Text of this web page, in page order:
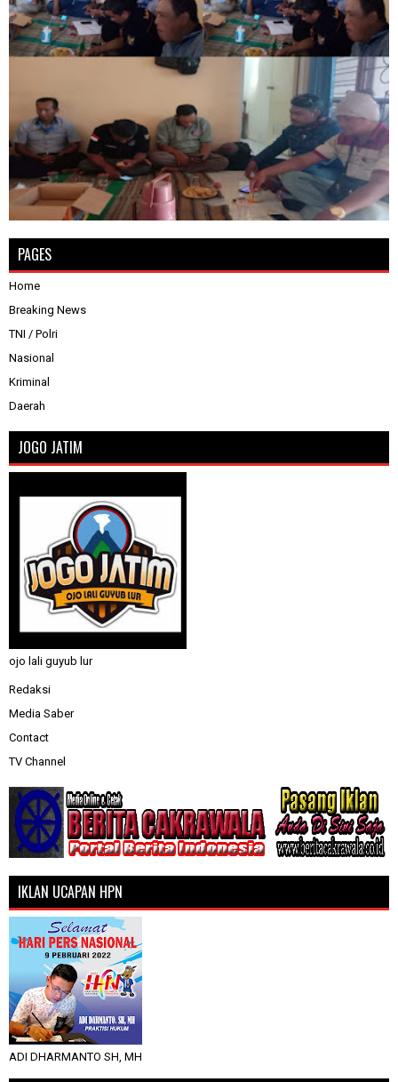
PAGES
Home
Breaking News
TNI / Polri
Nasional
Kriminal
Daerah
JOGO JATIM
ojo lali guyub lur
Redaksi
Media Saber
Contact
TV Channel
IKLAN UCAPAN HPN
ADI DHARMANTO SH, MH